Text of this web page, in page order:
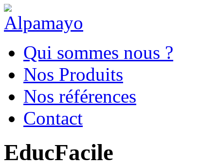
Qui sommes nous ?
Nos Produits
Nos références
Contact
EducFacile